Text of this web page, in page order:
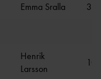
Emma Sralla
Henrik
Larsson